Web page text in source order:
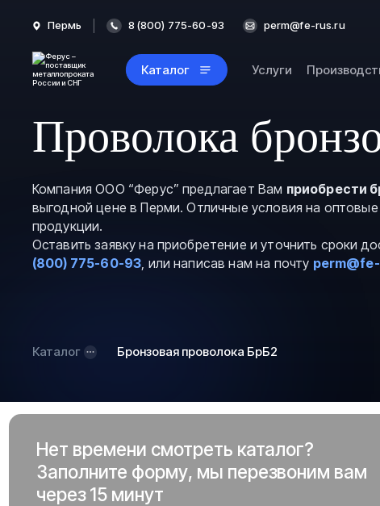
Пермь 8 (800) 775-60-93 perm@fe-rus.ru
Каталог Услуги
Проволока
Компания ООО “Ферус” предлагает Вам приобрести
выгодной цене в Перми. Отличные условия на
продукции.
Оставить заявку на приобретение и уточнить сроки
(800) 775-60-93, или написав нам на почту
Каталог Бронзовая проволока БрБ2
Нет времени смотреть каталог?
Заполните форму, мы перезвоним вам
через 15 минут